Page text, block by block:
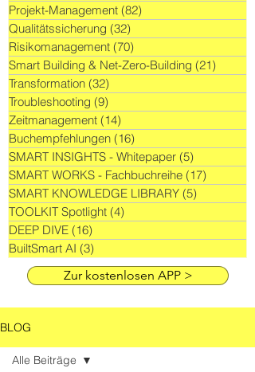
Projekt-Management (82)
Qualitätssicherung (32)
Risikomanagement (70)
Smart Building & Net-Zero-Building (21)
Transformation (32)
Troubleshooting (9)
Zeitmanagement (14)
Buchempfehlungen (16)
SMART INSIGHTS - Whitepaper (5)
SMART WORKS - Fachbuchreihe (17)
SMART KNOWLEDGE LIBRARY (5)
TOOLKIT Spotlight (4)
DEEP DIVE (16)
BuiltSmart AI (3)
Zur kostenlosen APP >
BLOG
Alle Beiträge